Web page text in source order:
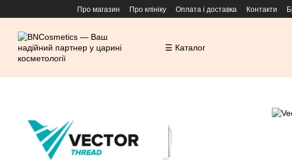
Перейти до основного контенту
Про магазин Про клініку Оплата і доставка Контакти
☰ Каталог